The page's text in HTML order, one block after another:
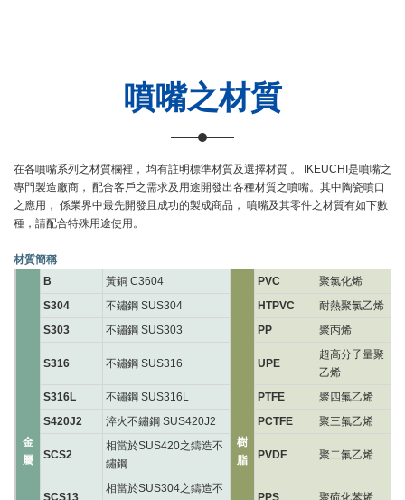
噴嘴之材質
在各噴嘴系列之材質欄裡， 均有註明標準材質及選擇材質 。 IKEUCHI是噴嘴之
專門製造廠商， 配合客戶之需求及用途開發出各種材質之噴嘴。其中陶瓷噴口
之應用， 係業界中最先開發且成功的製成商品， 噴嘴及其零件之材質有如下數
種，請配合特殊用途使用。
材質簡稱
金
屬
B 黃銅 C3604
樹
脂
PVC
聚氯化烯
S304
不鏽鋼 SUS304 HTPVC
耐熱聚氯乙烯
S303
不鏽鋼 SUS303 PP 聚丙烯
S316 不鏽鋼 SUS316 UPE
超高分子量聚
乙烯
S316L
不鏽鋼 SUS316L PTFE
聚四氟乙烯
S420J2
淬火不鏽鋼 SUS420J2 PCTFE 聚三氟乙烯
SCS2
相當於SUS420之鑄造不
鏽鋼
PVDF 聚二氟乙烯
SCS13
相當於SUS304之鑄造不
PPS 聚硫化苯烯